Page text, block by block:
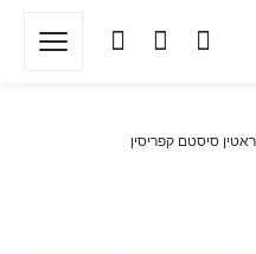
סיסטם קפריסין